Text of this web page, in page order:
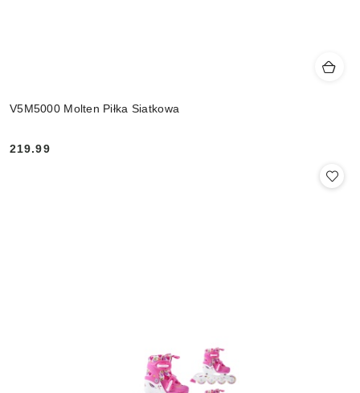
V5M5000 Molten Piłka Siatkowa
Cena:
219.99